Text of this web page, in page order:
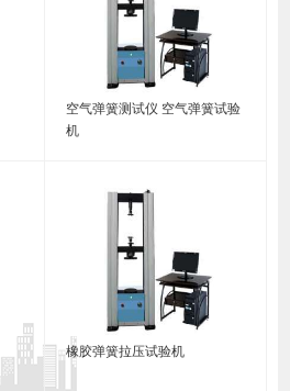
空气弹簧测试仪 空气弹簧试验
机
橡胶弹簧拉压试验机